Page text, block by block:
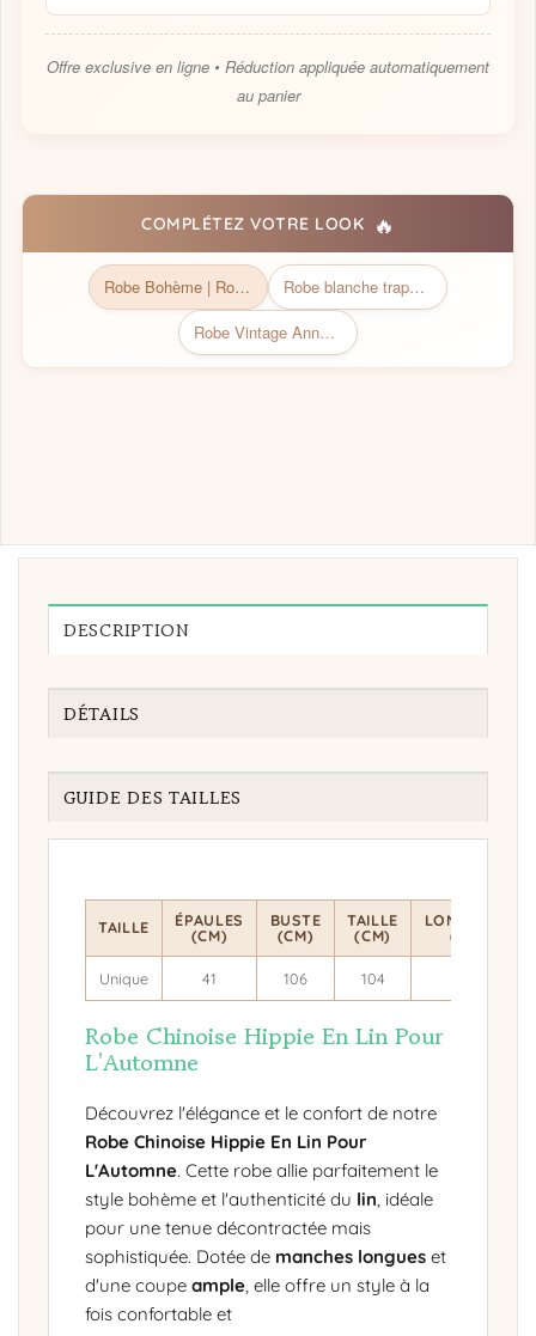
Offre exclusive en ligne • Réduction appliquée automatiquement
au panier
COMPLÉTEZ VOTRE LOOK 🔥
Robe Bohème | Robe Bohème chic
Robe blanche trapèze​
Robe Vintage Année 40 Mariage Champêtre
DESCRIPTION
DÉTAILS
GUIDE DES TAILLES
TAILLE
ÉPAULES
(CM)
BUSTE
(CM)
TAILLE
(CM)
LONGUEUR
(CM)
Unique 41 106 104
Robe Chinoise Hippie En Lin Pour
L'Automne
Découvrez l'élégance et le confort de notre
Robe Chinoise Hippie En Lin Pour
L'Automne. Cette robe allie parfaitement le
style bohème et l'authenticité du lin, idéale
pour une tenue décontractée mais
sophistiquée. Dotée de manches longues et
d'une coupeample, elle offre un style à la
fois confortable et